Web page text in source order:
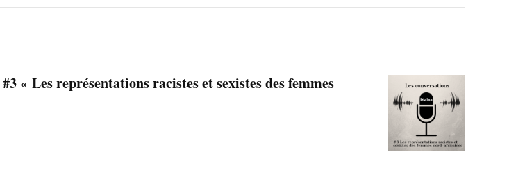
« Les représentations racistes et sexistes des femmes